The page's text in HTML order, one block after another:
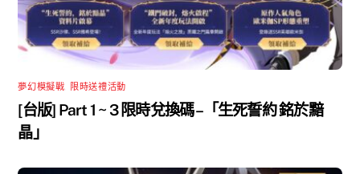
夢幻模擬戰 限時送禮活動
[台版] Part 1 ~ 3 限時兌換碼 –「生死誓約 銘於黯
晶」